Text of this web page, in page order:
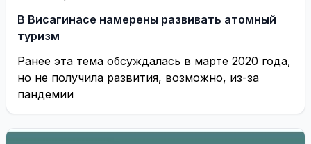
В Висагинасе намерены развивать атомный
туризм
Ранее эта тема обсуждалась в марте 2020 года,
но не получила развития, возможно, из-за
пандемии